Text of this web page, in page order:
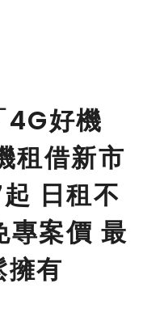
4G好機
租借新市
日租不
專案價 最
擁有